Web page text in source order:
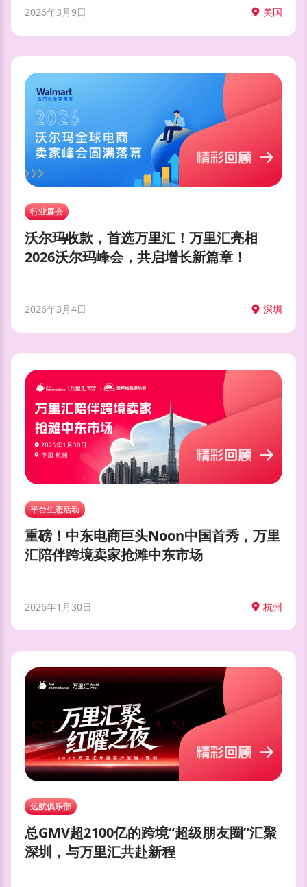
2026年3月9日 美国
行业展会
沃尔玛收款，首选万里汇！万里汇亮相
2026沃尔玛峰会，共启增长新篇章！
2026年3月4日 深圳
平台生态活动
重磅！中东电商巨头Noon中国首秀，万里
汇陪伴跨境卖家抢滩中东市场
2026年1月30日 杭州
远航俱乐部
总GMV超2100亿的跨境“超级朋友圈”汇聚
深圳，与万里汇共赴新程